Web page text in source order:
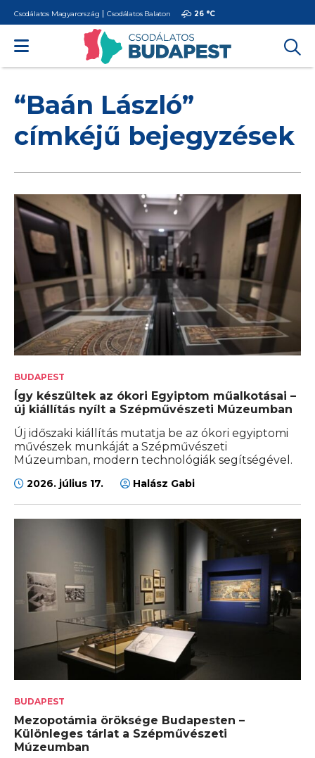
Csodálatos Magyarország Csodálatos Balaton 26 °C
“Baán László”
címkéjű bejegyzések
BUDAPEST
Így készültek az ókori Egyiptom műalkotásai –
új kiállítás nyílt a Szépművészeti Múzeumban
Új időszaki kiállítás mutatja be az ókori egyiptomi
művészek munkáját a Szépművészeti
Múzeumban, modern technológiák segítségével.
2026. július 17. Halász Gabi
BUDAPEST
Mezopotámia öröksége Budapesten –
Különleges tárlat a Szépművészeti
Múzeumban